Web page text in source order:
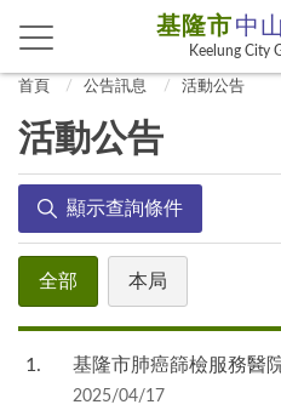
基隆市 中
Keelung City
首頁 公告訊息 活動公告
活動公告
顯示查詢條件
全部 本局
1 基隆市肺癌篩檢服務醫
2025/04/17